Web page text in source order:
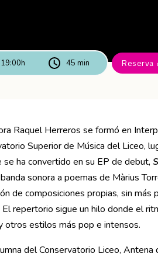
45 min Reserva
Raquel Herreros se formó en
Superior de Música del Liceo,
ha convertido en su EP de debut,
sonora a poemas de Màrius
de composiciones propias, sin
repertorio sigue un hilo donde el
otros estilos más pop e intensos.
del Conservatorio Liceo, Antena